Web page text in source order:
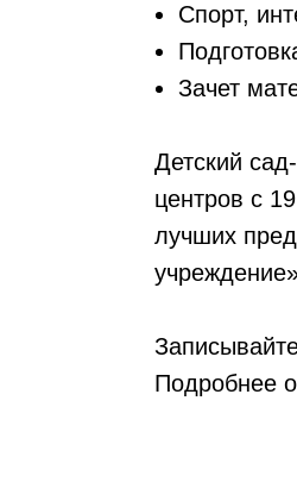
Спорт,
Зачет
Детский
центров с
лучших
Подробнее